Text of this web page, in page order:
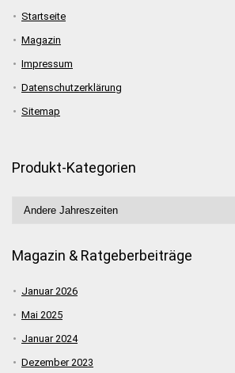
Startseite
Magazin
Impressum
Datenschutzerklärung
Sitemap
Produkt-Kategorien
Magazin & Ratgeberbeiträge
Januar 2026
Mai 2025
Januar 2024
Dezember 2023